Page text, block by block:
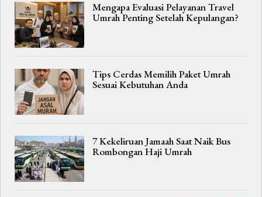
Mengapa Evaluasi Pelayanan Travel
Umrah Penting Setelah Kepulangan?
Tips Cerdas Memilih Paket Umrah
Sesuai Kebutuhan Anda
7 Kekeliruan Jamaah Saat Naik Bus
Rombongan Haji Umrah